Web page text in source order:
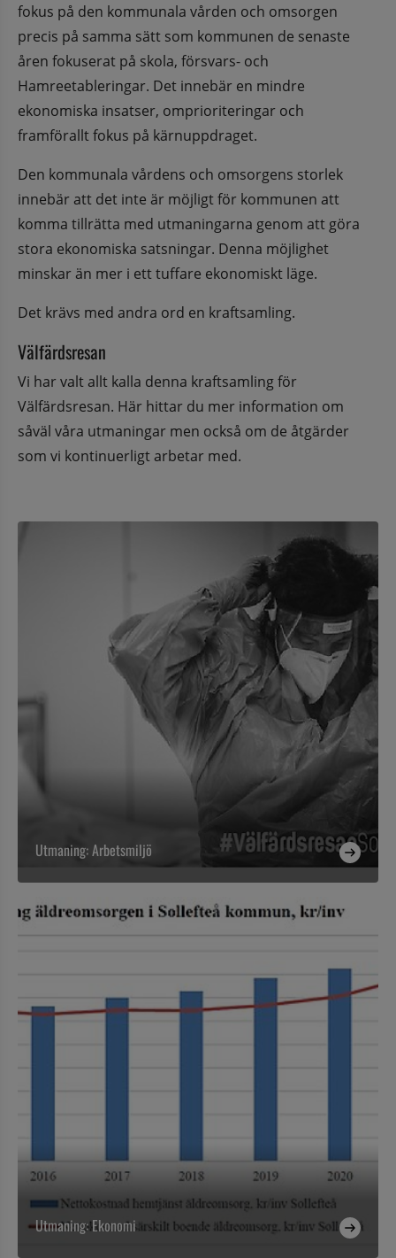
fokus på den kommunala vården och omsorgen
precis på samma sätt som kommunen de senaste
åren fokuserat på skola, försvars- och
Hamreetableringar. Det innebär en mindre
ekonomiska insatser, omprioriteringar och
framförallt fokus på kärnuppdraget.
Den kommunala vårdens och omsorgens storlek
innebär att det inte är möjligt för kommunen att
komma tillrätta med utmaningarna genom att göra
stora ekonomiska satsningar. Denna möjlighet
minskar än mer i ett tuffare ekonomiskt läge.
Det krävs med andra ord en kraftsamling.
Välfärdsresan
Vi har valt allt kalla denna kraftsamling för
Välfärdsresan. Här hittar du mer information om
såväl våra utmaningar men också om de åtgärder
som vi kontinuerligt arbetar med.
Utmaning: Arbetsmiljö
Utmaning: Ekonomi